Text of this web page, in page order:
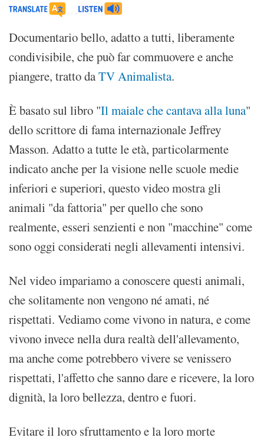
Documentario bello, adatto a tutti, liberamente
condivisibile, che può far commuovere e anche
piangere, tratto daTV Animalista.
È basato sul libro "Il maiale che cantava alla luna"
dello scrittore di fama internazionale Jeffrey
Masson. Adatto a tutte le età, particolarmente
indicato anche per la visione nelle scuole medie
inferiori e superiori, questo video mostra gli
animali "da fattoria" per quello che sono
realmente, esseri senzienti e non "macchine" come
sono oggi considerati negli allevamenti intensivi.
Nel video impariamo a conoscere questi animali,
che solitamente non vengono né amati, né
rispettati. Vediamo come vivono in natura, e come
vivono invece nella dura realtà dell'allevamento,
ma anche come potrebbero vivere se venissero
rispettati, l'affetto che sanno dare e ricevere, la loro
dignità, la loro bellezza, dentro e fuori.
Evitare il loro sfruttamento e la loro morte